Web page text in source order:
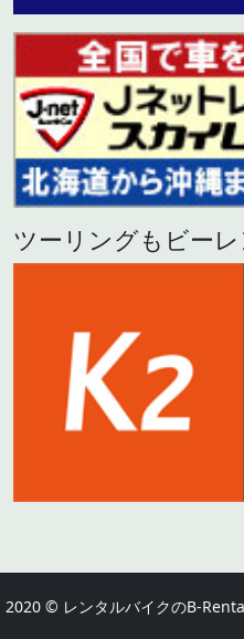
ツーリングもビーレ
2020 © レンタルバイクのB-